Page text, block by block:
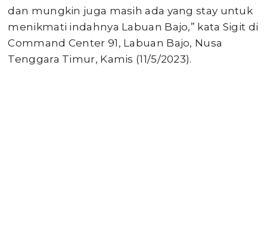
dan mungkin juga masih ada yang stay untuk
menikmati indahnya Labuan Bajo,” kata Sigit di
Command Center 91, Labuan Bajo, Nusa
Tenggara Timur, Kamis (11/5/2023).